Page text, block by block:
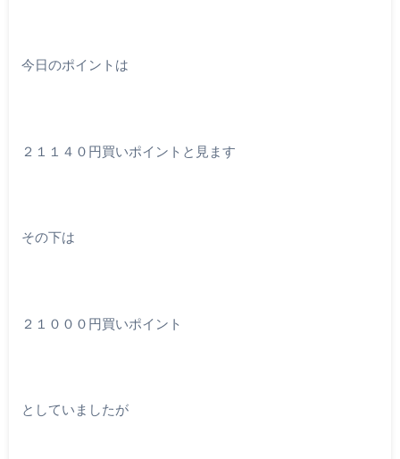
今日のポイントは
２１１４０円買いポイントと見ます
その下は
２１０００円買いポイント
としていましたが